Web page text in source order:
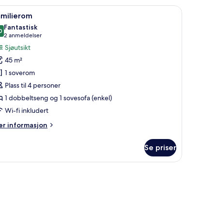
sengetøy, safe på rommet, skrivebord og blendingsgardiner
Familierom | Allergitestet sengetøy, safe på
14
av 10
Fantastisk
2 anmeldelser
(2
anmeldelser)
Sjøutsikt
45 m²
1 soverom
Plass til 4 personer
1 dobbeltseng og 1 sovesofa (enkel)
Wi-fi inkludert
informasjon
Se priser
sengetøy, safe på rommet, skrivebord og blendingsgardiner